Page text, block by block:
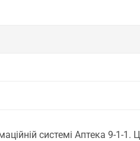
системі Аптека 9-1-1.